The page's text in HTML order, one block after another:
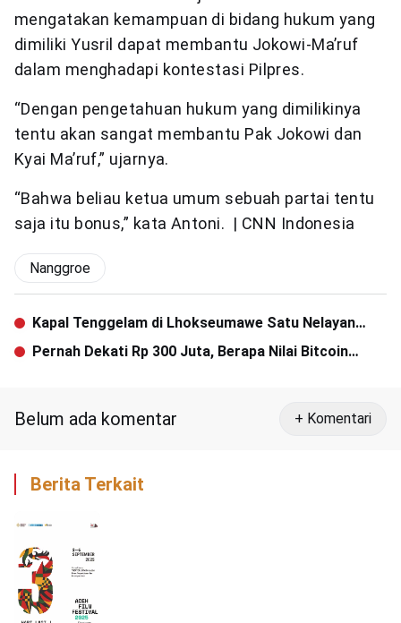
mengatakan kemampuan di bidang hukum yang
dimiliki Yusril dapat membantu Jokowi-Ma’ruf
dalam menghadapi kontestasi Pilpres.
“Dengan pengetahuan hukum yang dimilikinya
tentu akan sangat membantu Pak Jokowi dan
Kyai Ma’ruf,” ujarnya.
“Bahwa beliau ketua umum sebuah partai tentu
saja itu bonus,” kata Antoni. | CNN Indonesia
Nanggroe
Kapal Tenggelam di Lhokseumawe Satu Nelayan
Hilang
Pernah Dekati Rp 300 Juta, Berapa Nilai Bitcoin
Belum ada komentar + Komentari
Berita Terkait